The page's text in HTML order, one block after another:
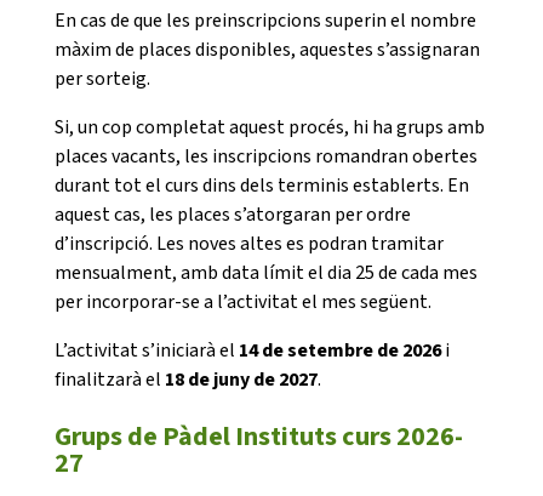
En cas de que les preinscripcions superin el nombre
màxim de places disponibles, aquestes s’assignaran
per sorteig.
Si, un cop completat aquest procés, hi ha grups amb
places vacants, les inscripcions romandran obertes
durant tot el curs dins dels terminis establerts. En
aquest cas, les places s’atorgaran per ordre
d’inscripció. Les noves altes es podran tramitar
mensualment, amb data límit el dia 25 de cada mes
per incorporar-se a l’activitat el mes següent.
L’activitat s’iniciarà el 14 de setembre de 2026i
finalitzarà el 18 de juny de 2027.
Grups de Pàdel Instituts curs 2026-
27
Proposta educativa
ACTUALITAT
Notícies
Butlletins
Diari de la Fundació
Xarxes socials
COL·LABORA